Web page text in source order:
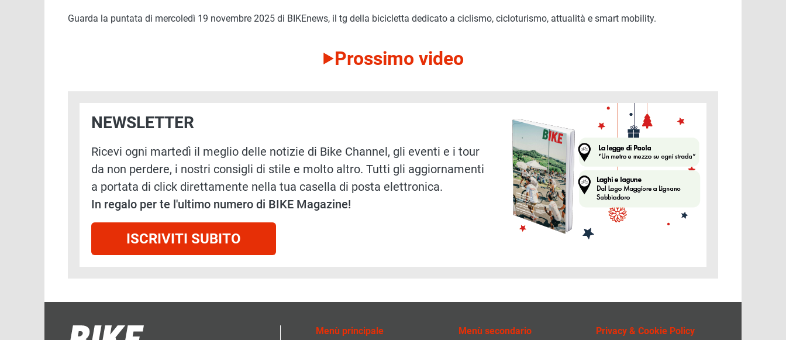
Guarda la puntata di mercoledì 19 novembre 2025 di BIKEnews, il tg della bicicletta dedicato a ciclismo, cicloturismo, attualità e smart mobility.
Prossimo video
NEWSLETTER
Ricevi ogni martedì il meglio delle notizie di Bike Channel, gli eventi e i tour
da non perdere, i nostri consigli di stile e molto altro. Tutti gli aggiornamenti
a portata di click direttamente nella tua casella di posta elettronica.
In regalo per te l'ultimo numero di BIKE Magazine!
ISCRIVITI SUBITO
Menù principale Menù secondario Privacy & Cookie Policy